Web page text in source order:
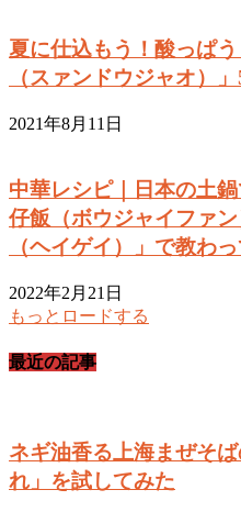
夏に仕込もう！酸っぱ
（スァンドウジャオ）
2021年8月11日
中華レシピ｜日本の土
仔飯（ボウジャイファ
（ヘイゲイ）」で教わ
2022年2月21日
もっとロードする
最近の記事
ネギ油香る上海まぜそ
れ」を試してみた